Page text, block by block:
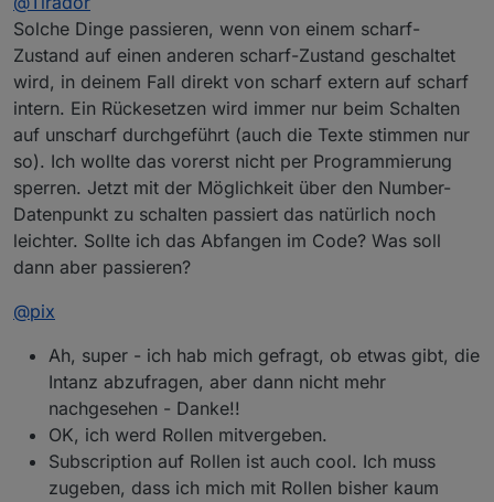
Solche Dinge passieren, wenn von einem scharf-
Zustand auf einen anderen scharf-Zustand geschaltet
wird, in deinem Fall direkt von scharf extern auf scharf
intern. Ein Rückesetzen wird immer nur beim Schalten
auf unscharf durchgeführt (auch die Texte stimmen nur
so). Ich wollte das vorerst nicht per Programmierung
sperren. Jetzt mit der Möglichkeit über den Number-
Datenpunkt zu schalten passiert das natürlich noch
leichter. Sollte ich das Abfangen im Code? Was soll
dann aber passieren?
@pix
Ah, super - ich hab mich gefragt, ob etwas gibt, die
Intanz abzufragen, aber dann nicht mehr
nachgesehen - Danke!!
OK, ich werd Rollen mitvergeben.
Subscription auf Rollen ist auch cool. Ich muss
zugeben, dass ich mich mit Rollen bisher kaum